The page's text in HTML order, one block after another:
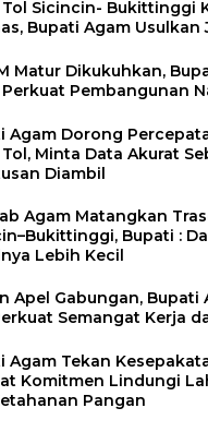
Tol Sicincin- Bukittinggi
Bupati Agam Usulkan
Matur Dikukuhkan,
Pembangunan
Agam Dorong
Tol, Minta Data Akurat
Diambil
Agam Matangkan
Bupati :
Lebih Kecil
Apel Gabungan, Bupati
Semangat Kerja
Agam Tekan
Komitmen Lindungi
Pangan